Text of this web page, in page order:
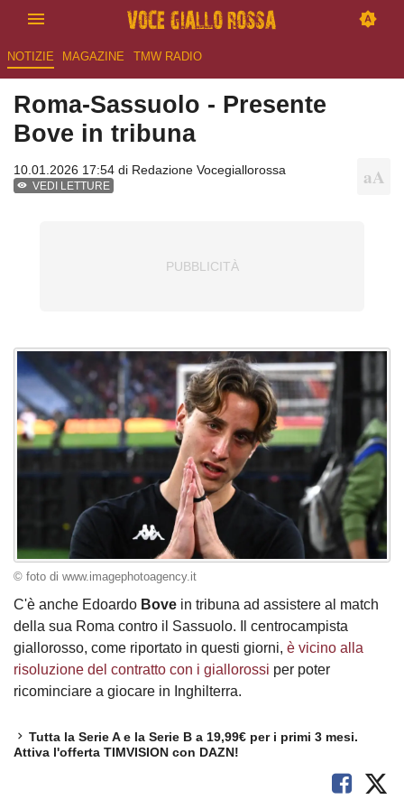
NOTIZIE MAGAZINE TMW RADIO
Roma-Sassuolo - Presente
Bove in tribuna
10.01.2026 17:54 di Redazione Vocegiallorossa
VEDI LETTURE
© foto di www.imagephotoagency.it
C'è anche Edoardo Bove in tribuna ad assistere al match
della sua Roma contro il Sassuolo. Il centrocampista
giallorosso, come riportato in questi giorni, è vicino alla
risoluzione del contratto con i giallorossi per poter
ricominciare a giocare in Inghilterra.
Tutta la Serie A e la Serie B a 19,99€ per i primi 3 mesi.
Attiva l'offerta TIMVISION con DAZN!